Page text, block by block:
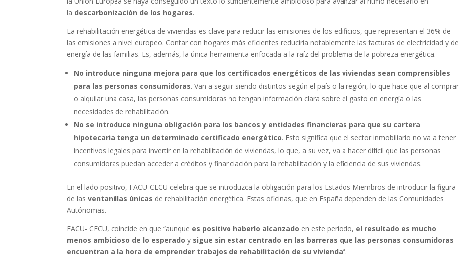
la descarbonización de los hogares.
La rehabilitación energética de viviendas es clave para reducir las emisiones de los edificios, que representan el 36% de
las emisiones a nivel europeo. Contar con hogares más eficientes reduciría notablemente las facturas de electricidad y de
energía de las familias. Es, además, la única herramienta enfocada a la raíz del problema de la pobreza energética.
No introduce ninguna mejora para que los certificados energéticos de las viviendas sean comprensibles
para las personas consumidoras. Van a seguir siendo distintos según el país o la región, lo que hace que al comprar
o alquilar una casa, las personas consumidoras no tengan información clara sobre el gasto en energía o las
necesidades de rehabilitación.
No se introduce ninguna obligación para los bancos y entidades financieras para que su cartera
hipotecaria tenga un determinado certificado energético. Esto significa que el sector inmobiliario no va a tener
incentivos legales para invertir en la rehabilitación de viviendas, lo que, a su vez, va a hacer difícil que las personas
consumidoras puedan acceder a créditos y financiación para la rehabilitación y la eficiencia de sus viviendas.
En el lado positivo, FACU-CECU celebra que se introduzca la obligación para los Estados Miembros de introducir la figura
de lasventanillas únicas de rehabilitación energética. Estas oficinas, que en España dependen de las Comunidades
Autónomas.
FACU- CECU, coincide en que “aunque es positivo haberlo alcanzado en este periodo, el resultado es mucho
menos ambicioso de lo esperado y sigue sin estar centrado en las barreras que las personas consumidoras
encuentran a la hora de emprender trabajos de rehabilitación de su vivienda”.